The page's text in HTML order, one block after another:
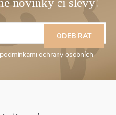
podmínkami ochrany osobních
ODEBÍRAT